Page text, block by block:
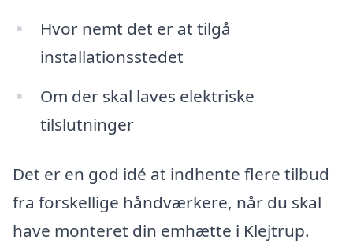
Hvor nemt det er at tilgå
installationsstedet
Om der skal laves elektriske
tilslutninger
Det er en god idé at indhente flere tilbud
fra forskellige håndværkere, når du skal
have monteret din emhætte i Klejtrup.